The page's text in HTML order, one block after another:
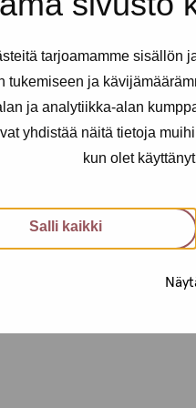
tarjoamamme sisällön
tukemiseen ja
ja analytiikka-alan
yhdistää näitä tietoja
kun olet
Salli kaikki
myös teksti kanavaa
varten!
kokemuksia!
040 650 3705
suoraan yhteyttä